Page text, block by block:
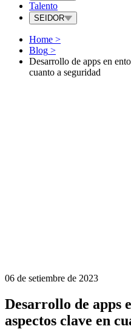
Talento
SEIDOR
Home >
Blog >
Desarrollo de apps en
cuanto a seguridad
06 de setiembre de 2023
Desarrollo de apps
aspectos clave en